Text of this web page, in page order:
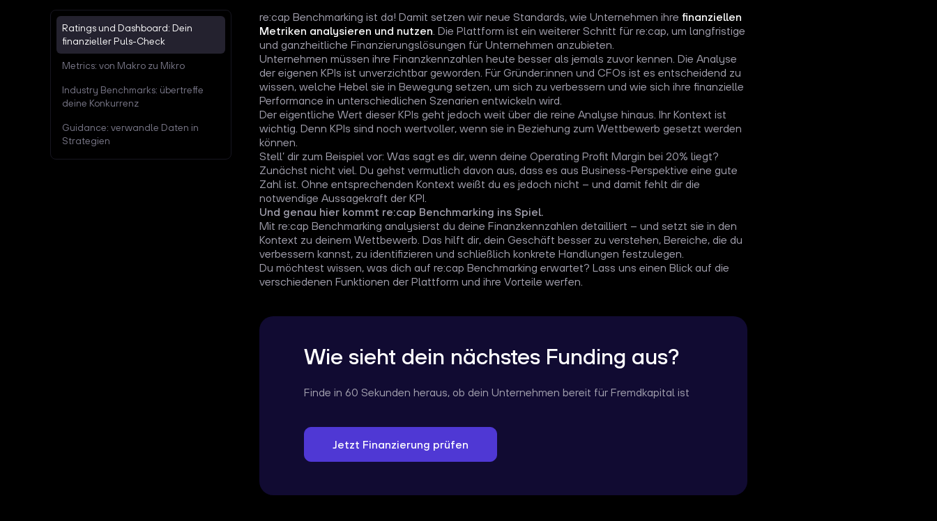
Ratings und Dashboard: Dein
finanzieller Puls-Check
Metrics: von Makro zu Mikro
Industry Benchmarks: übertreffe
deine Konkurrenz
Guidance: verwandle Daten in
Strategien
re:cap Benchmarking ist da! Damit setzen wir neue Standards, wie Unternehmen ihre finanziellen
Metriken analysieren und nutzen . Die Plattform ist ein weiterer Schritt für re:cap, um langfristige
und ganzheitliche Finanzierungslösungen für Unternehmen anzubieten.
Unternehmen müssen ihre Finanzkennzahlen heute besser als jemals zuvor kennen. Die Analyse
der eigenen KPIs ist unverzichtbar geworden. Für Gründer:innen und CFOs ist es entscheidend zu
wissen, welche Hebel sie in Bewegung setzen, um sich zu verbessern und wie sich ihre finanzielle
Performance in unterschiedlichen Szenarien entwickeln wird.
Der eigentliche Wert dieser KPIs geht jedoch weit über die reine Analyse hinaus. Ihr Kontext ist
wichtig. Denn KPIs sind noch wertvoller, wenn sie in Beziehung zum Wettbewerb gesetzt werden
können.
Stell’ dir zum Beispiel vor: Was sagt es dir, wenn deine Operating Profit Margin bei 20% liegt?
Zunächst nicht viel. Du gehst vermutlich davon aus, dass es aus Business-Perspektive eine gute
Zahl ist. Ohne entsprechenden Kontext weißt du es jedoch nicht – und damit fehlt dir die
notwendige Aussagekraft der KPI.
Und genau hier kommt re:cap Benchmarking ins Spiel.
Mit re:cap Benchmarking analysierst du deine Finanzkennzahlen detailliert – und setzt sie in den
Kontext zu deinem Wettbewerb. Das hilft dir, dein Geschäft besser zu verstehen, Bereiche, die du
verbessern kannst, zu identifizieren und schließlich konkrete Handlungen festzulegen.
Du möchtest wissen, was dich auf re:cap Benchmarking erwartet? Lass uns einen Blick auf die
verschiedenen Funktionen der Plattform und ihre Vorteile werfen.
Wie sieht dein nächstes Funding aus?
Finde in 60 Sekunden heraus, ob dein Unternehmen bereit für Fremdkapital ist
Jetzt Finanzierung prüfen